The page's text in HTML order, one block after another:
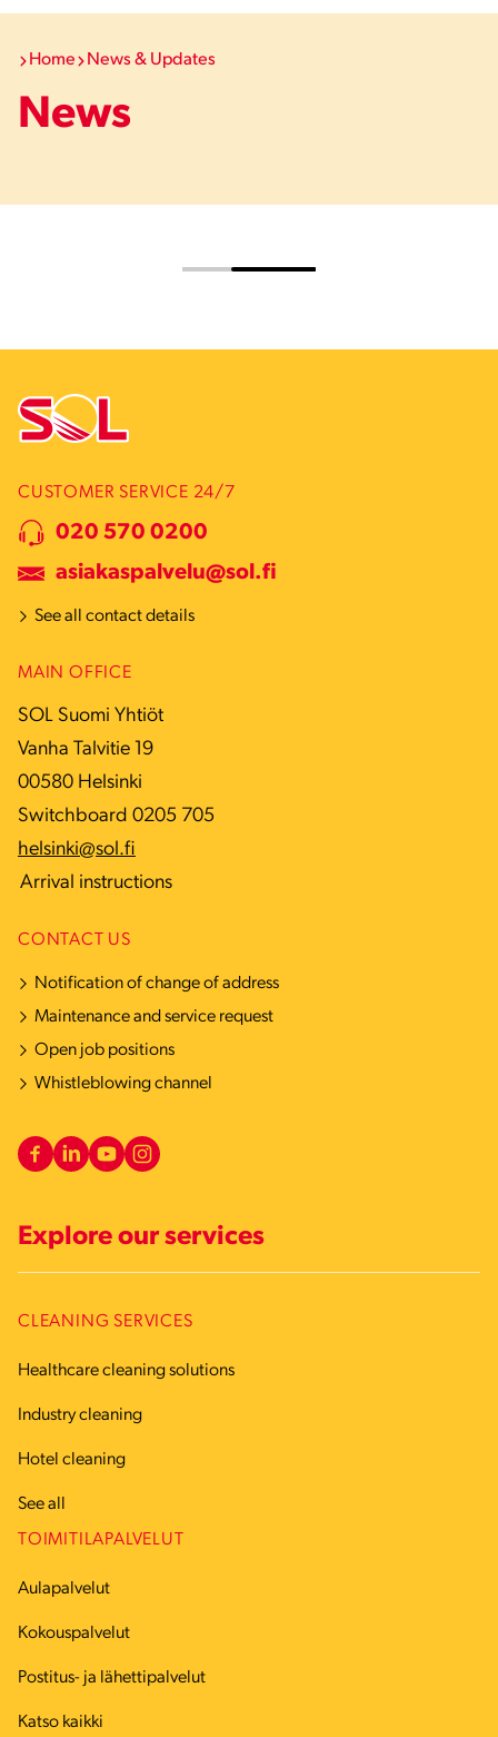
Home News & Updates
News
CUSTOMER SERVICE 24/7
020 570 0200
asiakaspalvelu@sol.fi
See all contact details
MAIN OFFICE
SOL Suomi Yhtiöt
Vanha Talvitie 19
00580 Helsinki
Switchboard 0205 705
helsinki@sol.fi
Arrival instructions
CONTACT US
Notification of change of address
Maintenance and service request
Open job positions
Whistleblowing channel
Explore our services
CLEANING SERVICES
Healthcare cleaning solutions
Industry cleaning
Hotel cleaning
See all
TOIMITILAPALVELUT
Aulapalvelut
Kokouspalvelut
Postitus- ja lähettipalvelut
Katso kaikki